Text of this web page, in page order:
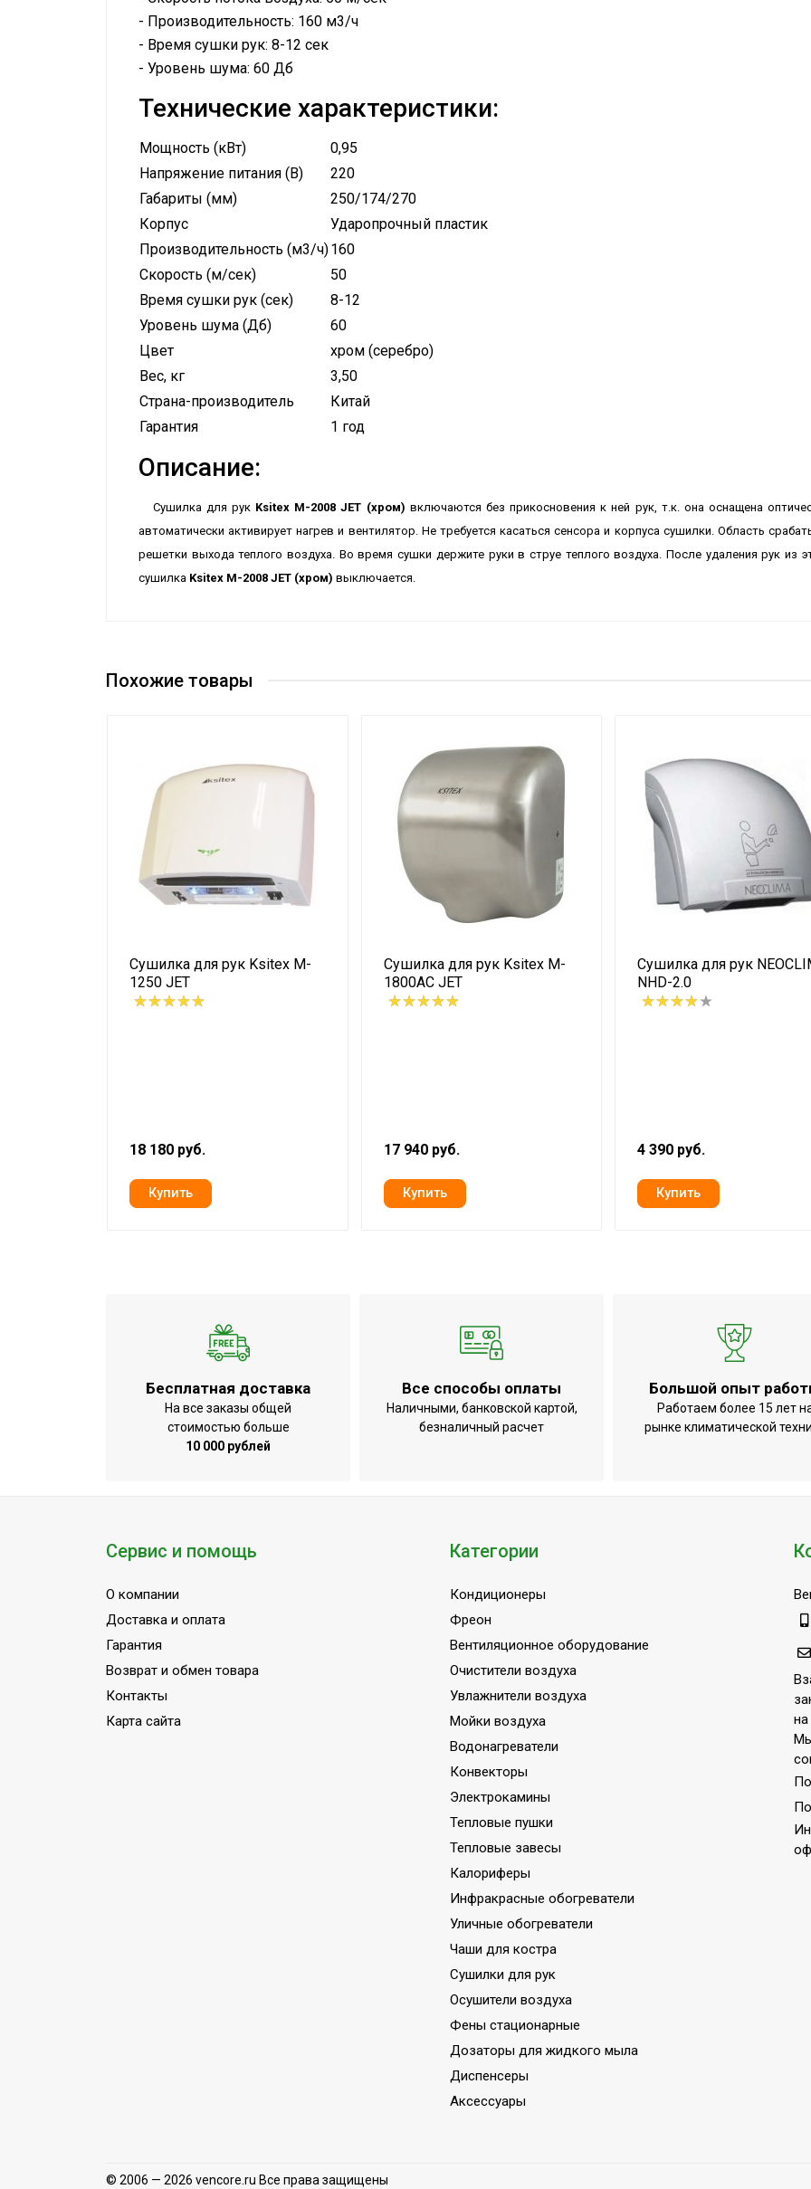
- Производительность: 160 м3/ч
- Время сушки рук: 8-12 сек
- Уровень шума: 60 Дб
Технические характеристики:
Мощность (кВт)
0,95
Напряжение питания (В)
220
Габариты (мм)
250/174/270
Корпус
Ударопрочный пластик
Производительность (м3/ч)160
Скорость (м/сек)
50
Время сушки рук (сек)
8-12
Уровень шума (Дб)
60
Цвет
хром (серебро)
Вес, кг
3,50
Страна-производитель
Китай
Гарантия
1 год
Описание:
Сушилка для рук Ksitex M-2008 JET (хром) включаются без прикосновения к ней рук, т.к. она оснащена
автоматически активирует нагрев и вентилятор. Не требуется касаться сенсора и корпуса сушилки. Область
решетки выхода теплого воздуха. Во время сушки держите руки в струе теплого воздуха. После удаления рук из
сушилка Ksitex M-2008 JET (хром) выключается.
Похожие товары
Сушилка для рук Ksitex M-
1250 JET
18 180 руб.
Сушилка для рук Ksitex M-
1800AC JET
17 940 руб.
Сушилка для рук
NHD-2.0
4 390 руб.
Бесплатная доставка
На все заказы общей
стоимостью больше
10 000 рублей
Все способы оплаты
Наличными, банковской картой,
безналичный расчет
Большой опыт
Работаем более 15 лет
рынке климатической
Сервис и помощь
О компании
Доставка и оплата
Гарантия
Возврат и обмен товара
Контакты
Карта сайта
Категории
Кондиционеры
Фреон
Вентиляционное оборудование
Очистители воздуха
Увлажнители воздуха
Мойки воздуха
Водонагреватели
Конвекторы
Электрокамины
Тепловые пушки
Тепловые завесы
Калориферы
Инфракрасные обогреватели
Уличные обогреватели
Чаши для костра
Сушилки для рук
Осушители воздуха
Фены стационарные
Дозаторы для жидкого мыла
Диспенсеры
Аксессуары
© 2006 — 2026 vencore.ru Все права защищены